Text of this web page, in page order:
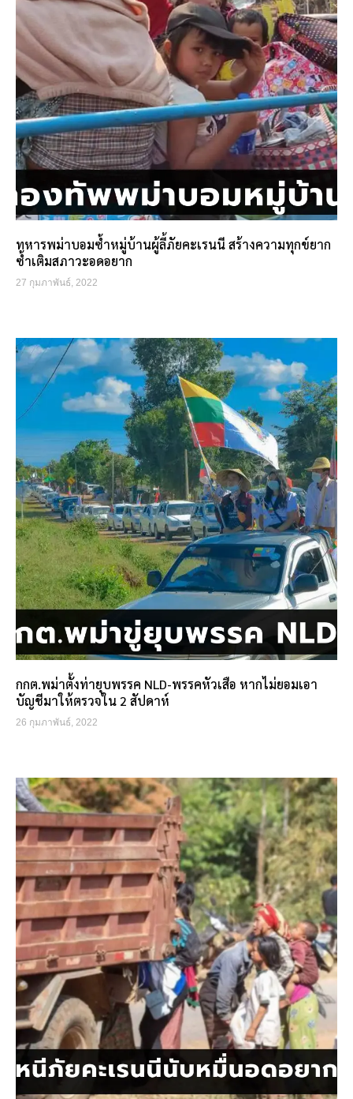
ทหารพม่าบอมซ้ำหมู่บ้านผู้ลี้ภัยคะเรนนี สร้างความทุกข์ยาก
ซ้ำเติมสภาวะอดอยาก
27 กุมภาพันธ์, 2022
กกต.พม่าตั้งท่ายุบพรรค NLD-พรรคหัวเสือ หากไม่ยอมเอา
บัญชีมาให้ตรวจใน 2 สัปดาห์
26 กุมภาพันธ์, 2022